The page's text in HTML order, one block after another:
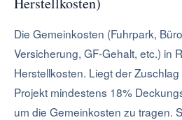
Die Gemeinkosten (Fuhrpark,
Versicherung, GF-Gehalt, etc.) in
Herstellkosten. Liegt der
Projekt mindestens 18%
um die Gemeinkosten zu tragen.